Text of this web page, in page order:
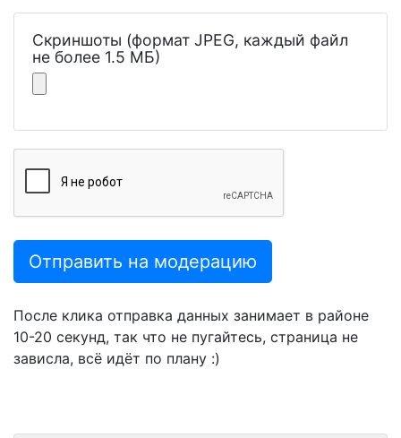
Скриншоты (формат JPEG, каждый файл
не более 1.5 МБ)
Отправить на модерацию
После клика отправка данных занимает в районе
10-20 секунд, так что не пугайтесь, страница не
зависла, всё идёт по плану :)